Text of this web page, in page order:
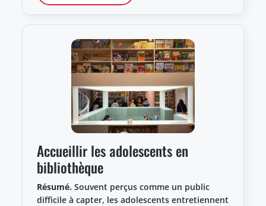
Accueillir les adolescents en
bibliothèque
Résumé. Souvent perçus comme un public
difficile à capter, les adolescents entretiennent